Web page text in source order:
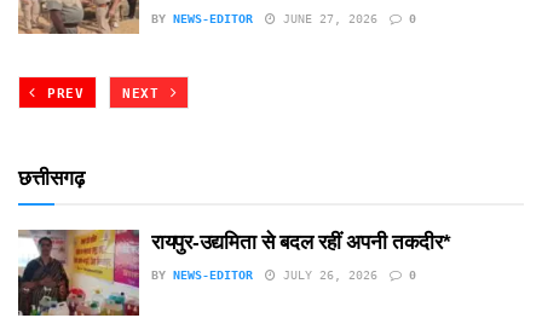
BY NEWS-EDITOR JUNE 27, 2026 0
PREV NEXT
छत्तीसगढ़
रायपुर-उद्यमिता से बदल रहीं अपनी तकदीर*
BY NEWS-EDITOR JULY 26, 2026 0